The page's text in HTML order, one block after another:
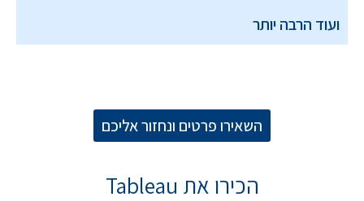
ועוד הרבה יותר
השאירו פרטים ונחזור אליכם
הכירו את Tableau